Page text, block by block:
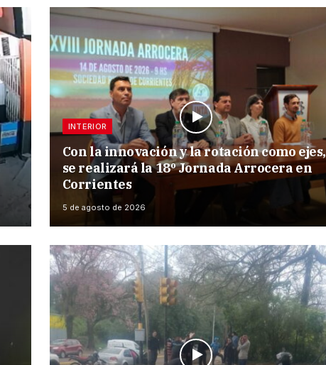
INTERIOR
Con la innovación y la rotación como ejes,
se realizará la 18º Jornada Arrocera en
Corrientes
5 de agosto de 2026